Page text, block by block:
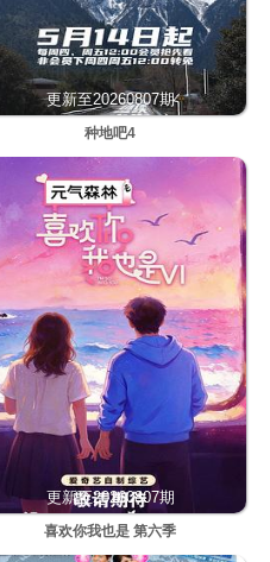
更新至20260807期
种地吧4
更新至20260807期
喜欢你我也是 第六季